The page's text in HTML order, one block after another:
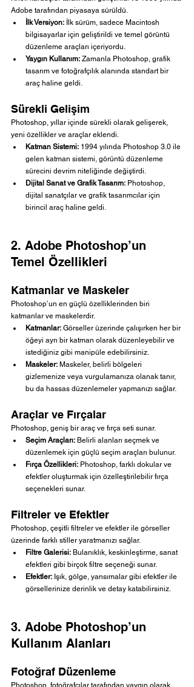
Adobe tarafından piyasaya sürüldü.
İlk Versiyon: İlk sürüm, sadece Macintosh
bilgisayarlar için geliştirildi ve temel görüntü
düzenleme araçları içeriyordu.
Yaygın Kullanım: Zamanla Photoshop, grafik
tasarım ve fotoğrafçılık alanında standart bir
araç haline geldi.
Sürekli Gelişim
Photoshop, yıllar içinde sürekli olarak gelişerek,
yeni özellikler ve araçlar eklendi.
Katman Sistemi: 1994 yılında Photoshop 3.0 ile
gelen katman sistemi, görüntü düzenleme
sürecini devrim niteliğinde değiştirdi.
Dijital Sanat ve Grafik Tasarım: Photoshop,
dijital sanatçılar ve grafik tasarımcılar için
birincil araç haline geldi.
2. Adobe Photoshop’un
Temel Özellikleri
Katmanlar ve Maskeler
Photoshop’un en güçlü özelliklerinden biri
katmanlar ve maskelerdir.
Katmanlar: Görseller üzerinde çalışırken her bir
öğeyi ayrı bir katman olarak düzenleyebilir ve
istediğiniz gibi manipüle edebilirsiniz.
Maskeler: Maskeler, belirli bölgeleri
gizlemenize veya vurgulamanıza olanak tanır,
bu da hassas düzenlemeler yapmanızı sağlar.
Araçlar ve Fırçalar
Photoshop, geniş bir araç ve fırça seti sunar.
Seçim Araçları: Belirli alanları seçmek ve
düzenlemek için güçlü seçim araçları bulunur.
Fırça Özellikleri: Photoshop, farklı dokular ve
efektler oluşturmak için özelleştirilebilir fırça
seçenekleri sunar.
Filtreler ve Efektler
Photoshop, çeşitli filtreler ve efektler ile görseller
üzerinde farklı stiller yaratmanızı sağlar.
Filtre Galerisi: Bulanıklık, keskinleştirme, sanat
efektleri gibi birçok filtre seçeneği sunar.
Efektler: Işık, gölge, yansımalar gibi efektler ile
görsellerinize derinlik ve detay katabilirsiniz.
3. Adobe Photoshop’un
Kullanım Alanları
Fotoğraf Düzenleme
Photoshop, fotoğrafçılar tarafından yaygın olarak